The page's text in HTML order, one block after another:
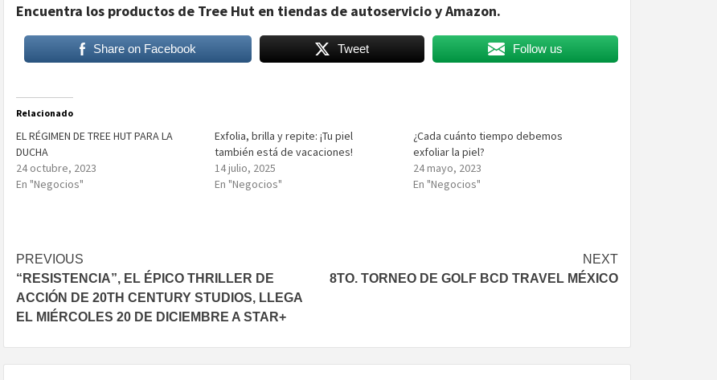
Encuentra los productos de Tree Hut en tiendas de autoservicio y Amazon.
Share on Facebook Tweet Follow us
Relacionado
EL RÉGIMEN DE TREE HUT PARA LA
DUCHA
24 octubre, 2023
En "Negocios"
Exfolia, brilla y repite: ¡Tu piel
también está de vacaciones!
14 julio, 2025
En "Negocios"
¿Cada cuánto tiempo debemos
exfoliar la piel?
24 mayo, 2023
En "Negocios"
Post
navigation
PREVIOUS
“RESISTENCIA”, EL ÉPICO THRILLER DE
ACCIÓN DE 20TH CENTURY STUDIOS, LLEGA
EL MIÉRCOLES 20 DE DICIEMBRE A STAR+
NEXT
8TO. TORNEO DE GOLF BCD TRAVEL MÉXICO